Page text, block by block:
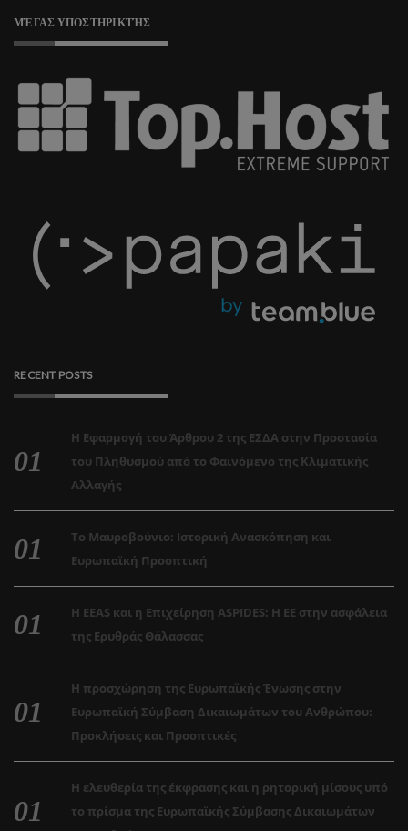
ΜΈΓΑΣ ΥΠΟΣΤΗΡΙΚΤΉΣ
RECENT POSTS
Η Εφαρμογή του Άρθρου 2 της ΕΣΔΑ στην Προστασία
του Πληθυσμού από το Φαινόμενο της Κλιματικής
Αλλαγής
Το Μαυροβούνιο: Ιστορική Ανασκόπηση και
Ευρωπαϊκή Προοπτική
Η EEAS και η Επιχείρηση ASPIDES: Η ΕΕ στην ασφάλεια
της Ερυθράς Θάλασσας
Η προσχώρηση της Ευρωπαϊκής Ένωσης στην
Ευρωπαϊκή Σύμβαση Δικαιωμάτων του Ανθρώπου:
Προκλήσεις και Προοπτικές
Η ελευθερία της έκφρασης και η ρητορική μίσους υπό
το πρίσμα της Ευρωπαϊκής Σύμβασης Δικαιωμάτων